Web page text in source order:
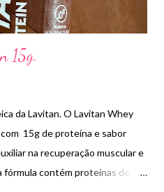
15g.
da Lavitan. O Lavitan Whey
15g de proteína e sabor
na recuperação muscular e
fórmula contém proteínas de